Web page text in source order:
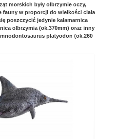
morskich były olbrzymie oczy,
fauny w proporcji do wielkości ciała
poszczycić jedynie kałamarnica
olbrzymia (ok.370mm) oraz inny
platyodon (ok.260